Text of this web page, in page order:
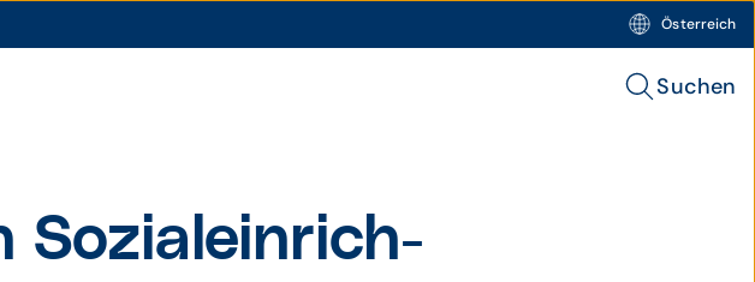
Österreich
Suchen
Sozial­ein­rich­